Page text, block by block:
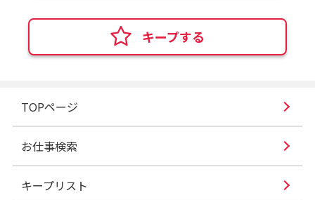
キープする
TOPページ
お仕事検索
キープリスト